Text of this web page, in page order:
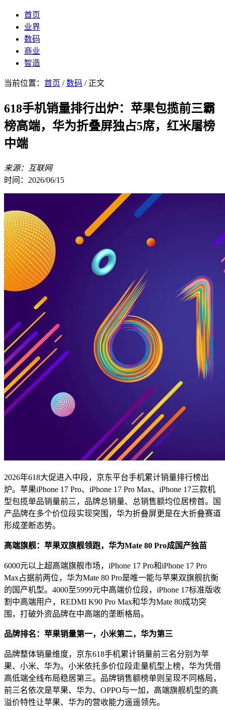
首页
业界
数码
商业
智造
当前位置： 首页 /数码 / 正文
618手机销量排行出炉：苹果包揽前三霸
榜高端，华为折叠屏独占5席，红米屠榜
中端
来源：互联网
时间：2026/06/15
2026年618大促进入中段，京东平台手机累计销量排行榜出
炉。苹果iPhone 17 Pro、iPhone 17 Pro Max、iPhone 17三款机
型包揽单品销量前三，品牌总销量、总销售额均位居榜首。国
产品牌在多个价位段实现突围，华为折叠屏更是在大折叠赛道
形成垄断态势。
高端旗舰：苹果双旗舰领跑，华为Mate 80 Pro成国产独苗
6000元以上超高端旗舰市场，iPhone 17 Pro和iPhone 17 Pro
Max占据前两位，华为Mate 80 Pro是唯一能与苹果双旗舰抗衡
的国产机型。4000至5999元中高端价位段，iPhone 17标准版收
割中高端用户，REDMI K90 Pro Max和华为Mate 80成功突
围，打破外资品牌在中高端的垄断格局。
品牌排名：苹果销量第一，小米第二，华为第三
品牌整体销量维度，京东618手机累计销量前三名分别为苹
果、小米、华为。小米依托多价位段走量机型上榜，华为凭借
高低端全线布局稳居第三。品牌销售额榜单则呈现不同格局，
前三名依次是苹果、华为、OPPO与一加，高端旗舰机型的高
溢价特性让苹果、华为的营收能力遥遥领先。